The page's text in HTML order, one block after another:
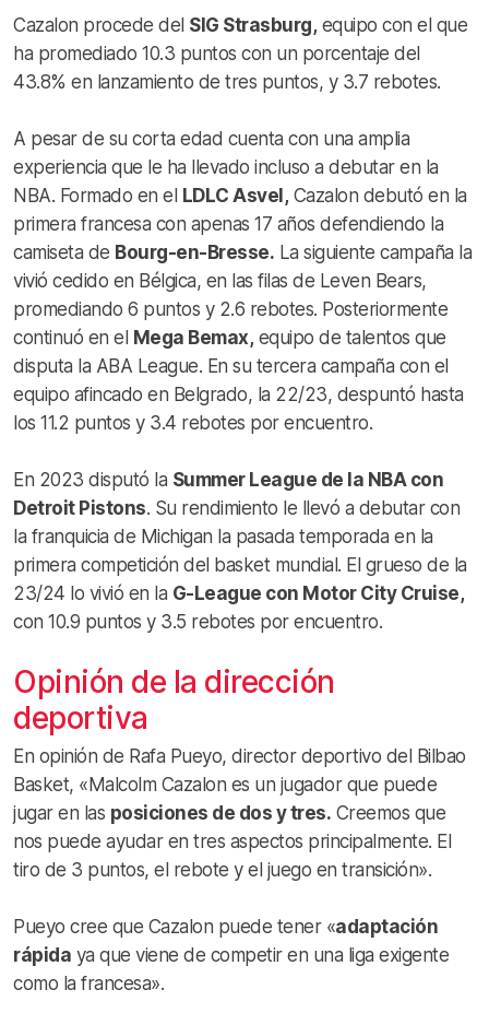
Cazalon procede del SIG Strasburg, equipo con el que
ha promediado 10.3 puntos con un porcentaje del
43.8% en lanzamiento de tres puntos, y 3.7 rebotes.
A pesar de su corta edad cuenta con una amplia
experiencia que le ha llevado incluso a debutar en la
NBA. Formado en el LDLC Asvel, Cazalon debutó en la
primera francesa con apenas 17 años defendiendo la
camiseta de Bourg-en-Bresse. La siguiente campaña la
vivió cedido en Bélgica, en las filas de Leven Bears,
promediando 6 puntos y 2.6 rebotes. Posteriormente
continuó en el Mega Bemax, equipo de talentos que
disputa la ABA League. En su tercera campaña con el
equipo afincado en Belgrado, la 22/23, despuntó hasta
los 11.2 puntos y 3.4 rebotes por encuentro.
En 2023 disputó la Summer League de la NBA con
Detroit Pistons. Su rendimiento le llevó a debutar con
la franquicia de Michigan la pasada temporada en la
primera competición del basket mundial. El grueso de la
23/24 lo vivió en la G-League con Motor City Cruise,
con 10.9 puntos y 3.5 rebotes por encuentro.
Opinión de la dirección
deportiva
En opinión de Rafa Pueyo, director deportivo del Bilbao
Basket, «Malcolm Cazalon es un jugador que puede
jugar en las posiciones de dos y tres. Creemos que
nos puede ayudar en tres aspectos principalmente. El
tiro de 3 puntos, el rebote y el juego en transición».
Pueyo cree que Cazalon puede tener «adaptación
rápida ya que viene de competir en una liga exigente
como la francesa».